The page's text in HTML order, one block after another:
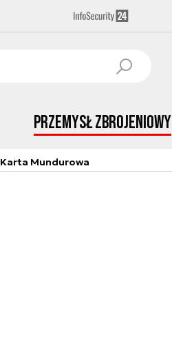
Przemysł Zbrojeniowy
Karta Mundurowa